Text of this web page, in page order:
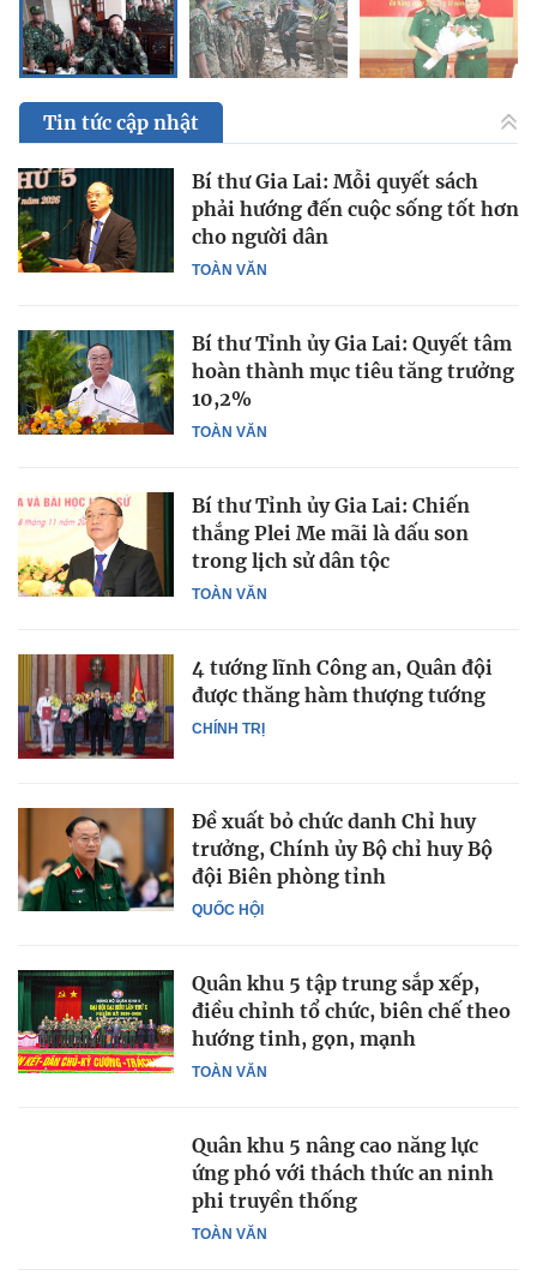
Tin tức cập nhật
TOÀN VĂN
Bí thư Gia Lai: Mỗi quyết sách
phải hướng đến cuộc sống tốt hơn
cho người dân
TOÀN VĂN
Bí thư Tỉnh ủy Gia Lai: Quyết tâm
hoàn thành mục tiêu tăng trưởng
10,2%
TOÀN VĂN
Bí thư Tỉnh ủy Gia Lai: Chiến
thắng Plei Me mãi là dấu son
trong lịch sử dân tộc
CHÍNH TRỊ
4 tướng lĩnh Công an, Quân đội
được thăng hàm thượng tướng
QUỐC HỘI
Đề xuất bỏ chức danh Chỉ huy
trưởng, Chính ủy Bộ chỉ huy Bộ
đội Biên phòng tỉnh
TOÀN VĂN
Quân khu 5 tập trung sắp xếp,
điều chỉnh tổ chức, biên chế theo
hướng tinh, gọn, mạnh
TOÀN VĂN
Quân khu 5 nâng cao năng lực
ứng phó với thách thức an ninh
phi truyền thống